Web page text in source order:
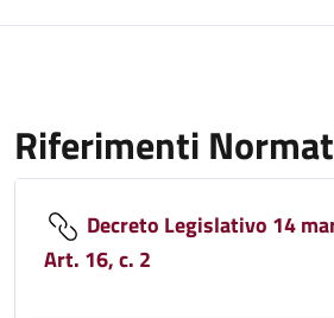
Riferimenti
Decreto Legislativo 14
Art. 16, c. 2